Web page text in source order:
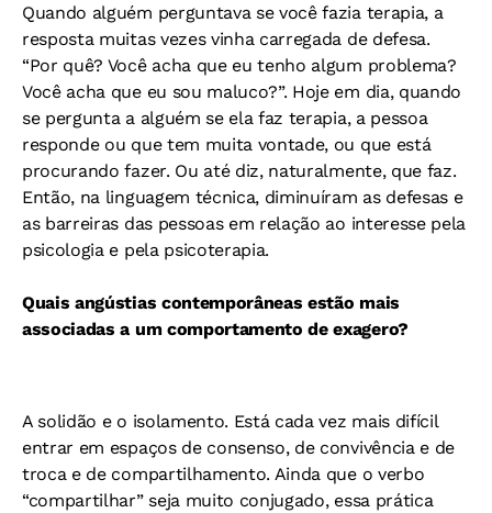
Quando alguém perguntava se você fazia terapia, a
resposta muitas vezes vinha carregada de defesa.
“Por quê? Você acha que eu tenho algum problema?
Você acha que eu sou maluco?”. Hoje em dia, quando
se pergunta a alguém se ela faz terapia, a pessoa
responde ou que tem muita vontade, ou que está
procurando fazer. Ou até diz, naturalmente, que faz.
Então, na linguagem técnica, diminuíram as defesas e
as barreiras das pessoas em relação ao interesse pela
psicologia e pela psicoterapia.
Quais angústias contemporâneas estão mais
associadas a um comportamento de exagero?
A solidão e o isolamento. Está cada vez mais difícil
entrar em espaços de consenso, de convivência e de
troca e de compartilhamento. Ainda que o verbo
“compartilhar” seja muito conjugado, essa prática